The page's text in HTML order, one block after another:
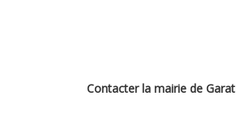
Contacter la mairie de Garat